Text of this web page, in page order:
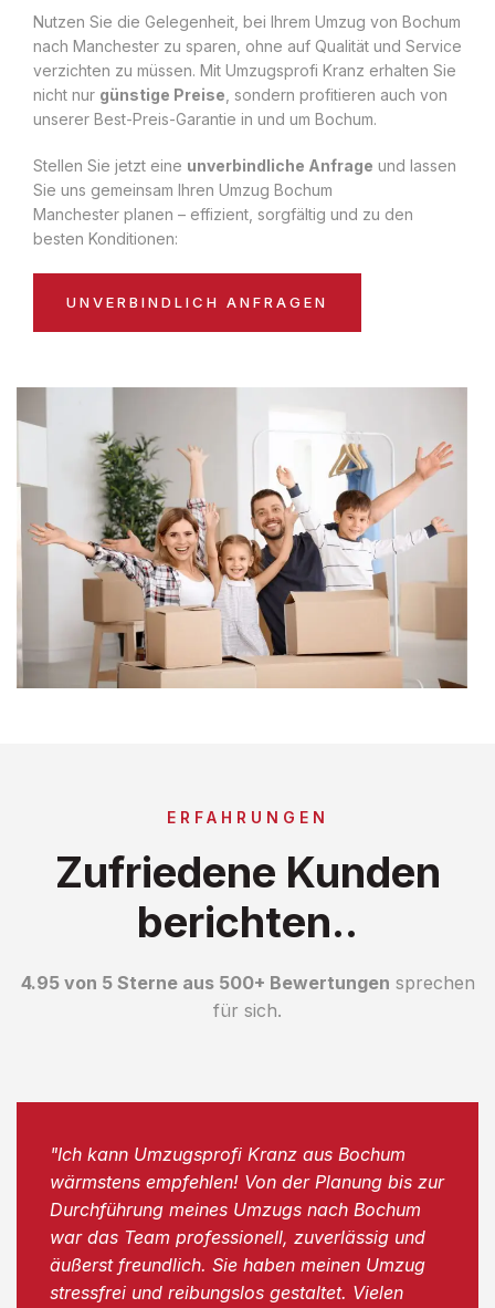
Nutzen Sie die Gelegenheit, bei Ihrem Umzug von Bochum
nach Manchester zu sparen, ohne auf Qualität und Service
verzichten zu müssen. Mit Umzugsprofi Kranz erhalten Sie
nicht nur günstige Preise , sondern profitieren auch von
unserer Best-Preis-Garantie in und um Bochum.
Stellen Sie jetzt eine unverbindliche Anfrage und lassen
Sie uns gemeinsam Ihren Umzug Bochum
Manchester planen – effizient, sorgfältig und zu den
besten Konditionen:
UNVERBINDLICH ANFRAGEN
ERFAHRUNGEN
Zufriedene Kunden
berichten..
4.95 von 5 Sterne aus 500+ Bewertungen sprechen
für sich.
"Ich kann Umzugsprofi Kranz aus Bochum
wärmstens empfehlen! Von der Planung bis zur
Durchführung meines Umzugs nach Bochum
war das Team professionell, zuverlässig und
äußerst freundlich. Sie haben meinen Umzug
stressfrei und reibungslos gestaltet. Vielen